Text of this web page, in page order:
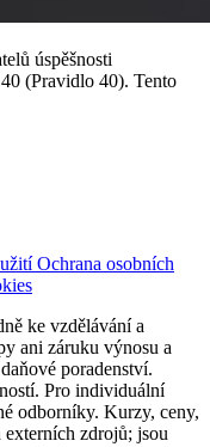
úspěšnosti
(Pravidlo 40). Tento
Ochrana osobních
ke vzdělávání a
ani záruku výnosu a
poradenství.
Pro individuální
odborníky. Kurzy, ceny,
externích zdrojů; jsou